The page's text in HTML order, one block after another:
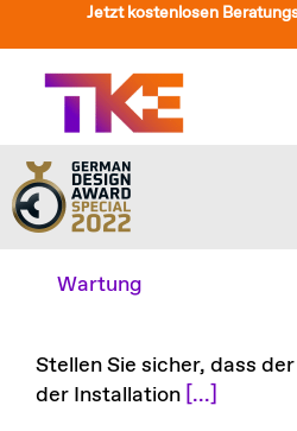
Inhalt
springen
Jetzt kostenlosen
Treppenlift
Preise
Service
Über Uns & Kontakt
Wartung
Stellen Sie sicher, dass
der Installation [...]